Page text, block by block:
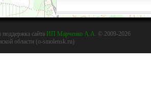
поддержка сайта ИП Марченко А.А. © 2009-2026
области (o-smolensk.ru)